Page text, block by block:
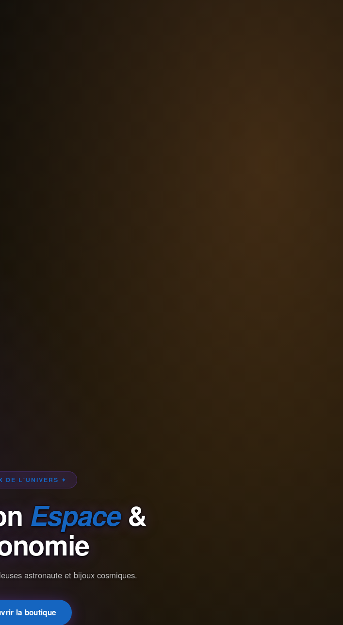
DE L'UNIVERS ✦
Espace&
astronaute et bijoux cosmiques.
la boutique